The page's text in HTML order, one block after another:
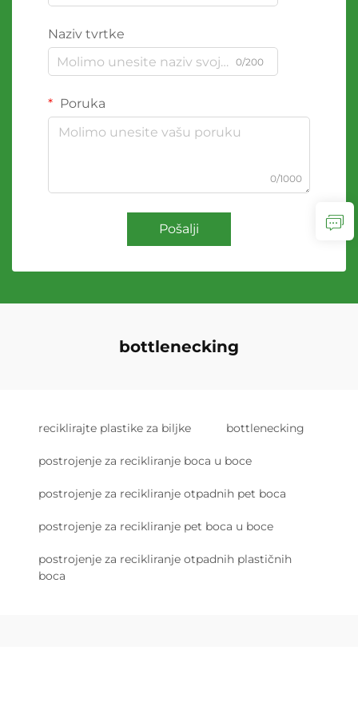
Naziv tvrtke
0/200
Poruka
0/1000
Pošalji
bottlenecking
reciklirajte plastike za biljke bottlenecking
postrojenje za recikliranje boca u boce
postrojenje za recikliranje otpadnih pet boca
postrojenje za recikliranje pet boca u boce
postrojenje za recikliranje otpadnih plastičnih
boca